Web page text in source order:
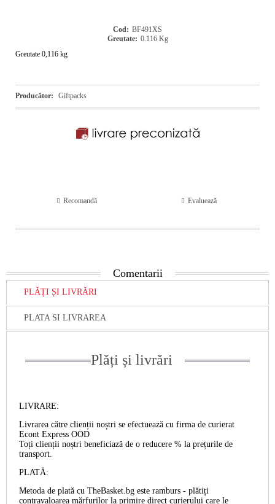
Cod: BF491XS
Greutate: 0.116 Kg
Greutate 0,116 kg
Producător: Giftpacks
Recomandă Evaluează
Comentarii
PLĂȚI ȘI LIVRĂRI
PLATA SI LIVRAREA
Plăți și livrări
LIVRARE:
Livrarea către clienții noștri se efectuează cu firma de curierat
Econt Express OOD
Toți clienții noștri beneficiază de o reducere % la prețurile de
transport.
PLATĂ:
Metoda de plată cu TheBasket.bg este ramburs - plătiți
contravaloarea mărfurilor la primire direct curierului care le